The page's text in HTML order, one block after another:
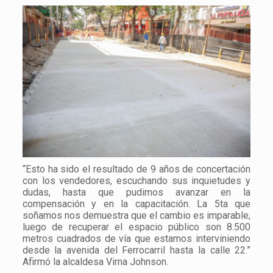
“Esto ha sido el resultado de 9 años de concertación
con los vendedores, escuchando sus inquietudes y
dudas, hasta que pudimos avanzar en la
compensación y en la capacitación. La 5ta que
soñamos nos demuestra que el cambio es imparable,
luego de recuperar el espacio público son 8.500
metros cuadrados de vía que estamos interviniendo
desde la avenida del Ferrocarril hasta la calle 22.”
Afirmó la alcaldesa Virna Johnson.